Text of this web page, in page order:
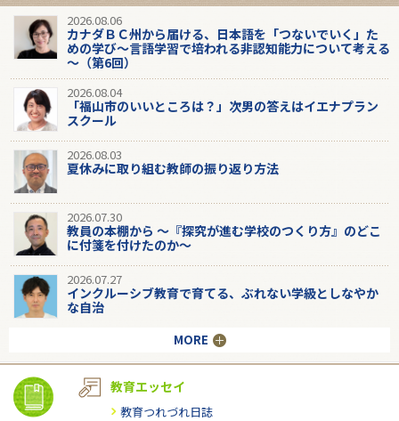
2026.08.06
カナダＢＣ州から届ける、日本語を「つないでいく」た
めの学び～言語学習で培われる非認知能力について考える
～（第6回）
2026.08.04
「福山市のいいところは？」次男の答えはイエナプラン
スクール
2026.08.03
夏休みに取り組む教師の振り返り方法
2026.07.30
教員の本棚から 〜『探究が進む学校のつくり方』のどこ
に付箋を付けたのか〜
2026.07.27
インクルーシブ教育で育てる、ぶれない学級としなやか
な自治
MORE
教育エッセイ
教育つれづれ日誌